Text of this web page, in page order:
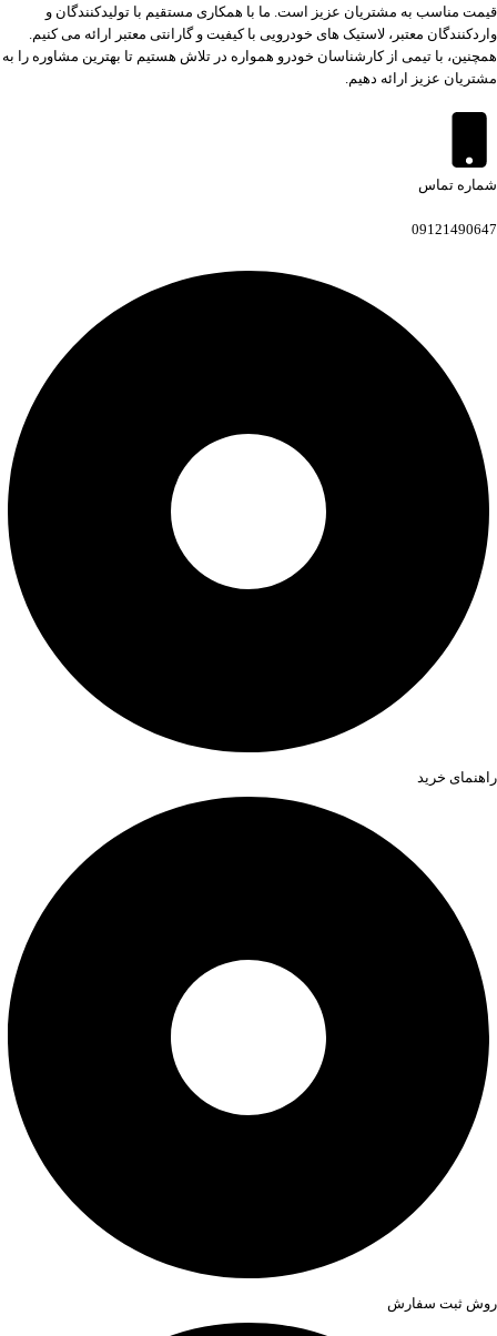
قیمت مناسب به مشتریان عزیز است. ما با همکاری مستقیم با تولیدکنندگان و
واردکنندگان معتبر، لاستیک های خودرویی با کیفیت و گارانتی معتبر ارائه می کنیم.
همچنین، با تیمی از کارشناسان خودرو همواره در تلاش هستیم تا بهترین مشاوره را به
مشتریان عزیز ارائه دهیم.
شماره تماس
09121490647
راهنمای خرید
روش ثبت سفارش